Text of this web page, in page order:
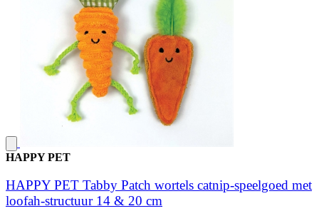
HAPPY PET
HAPPY PET Tabby Patch wortels catnip-speelgoed met
loofah-structuur 14 & 20 cm